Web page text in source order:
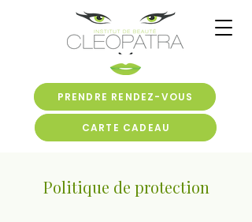
CARTE CADEAU
PRENDRE RENDEZ-VOUS
Politique de protection